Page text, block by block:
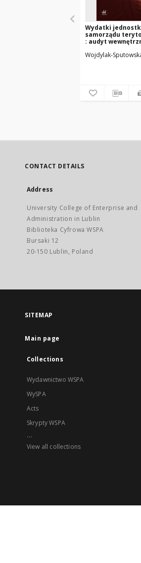
Wydatki
samorządu
: audyt
zgodności
Wojdylak-
CONTACT DETAILS
Address
University College of Enterprise and
Administration in Lublin
Biblioteka Cyfrowa WSPA
Bursaki 12
20-150 Lublin, Poland
SITEMAP
Main page
Collections
Wydawnictwo WSPA
WySPA
Acts
Skrypty WSPA
...
View all collections